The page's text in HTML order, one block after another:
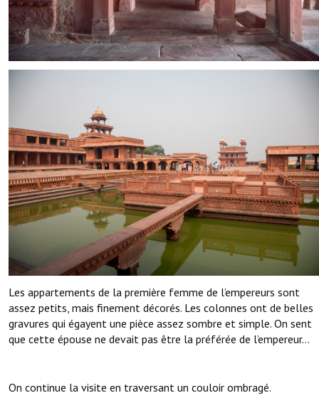
Les appartements de la première femme de l’empereurs sont
assez petits, mais finement décorés. Les colonnes ont de belles
gravures qui égayent une pièce assez sombre et simple. On sent
que cette épouse ne devait pas être la préférée de l’empereur…
On continue la visite en traversant un couloir ombragé.